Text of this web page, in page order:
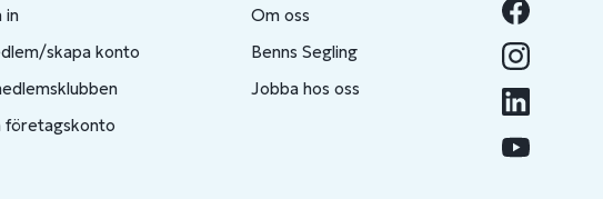
in
skapa konto
företagskonto
Om oss
Benns Segling
Jobba hos oss